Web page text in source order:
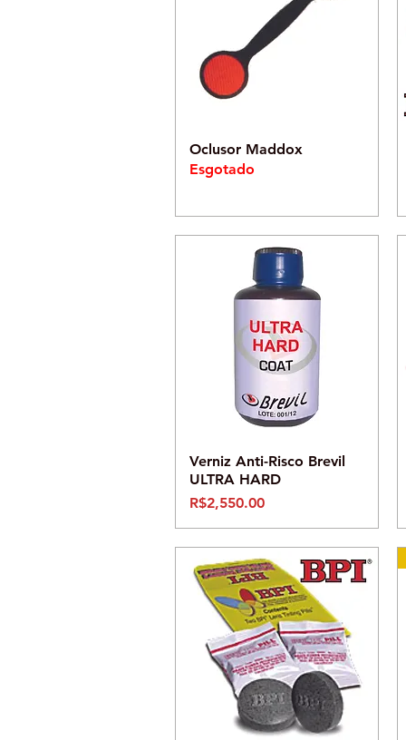
Visualização rápida
Oclusor Maddox
Esgotado
Visualização rápida
Verniz Anti-Risco Brevil
ULTRA HARD
Preço
R$2,550.00